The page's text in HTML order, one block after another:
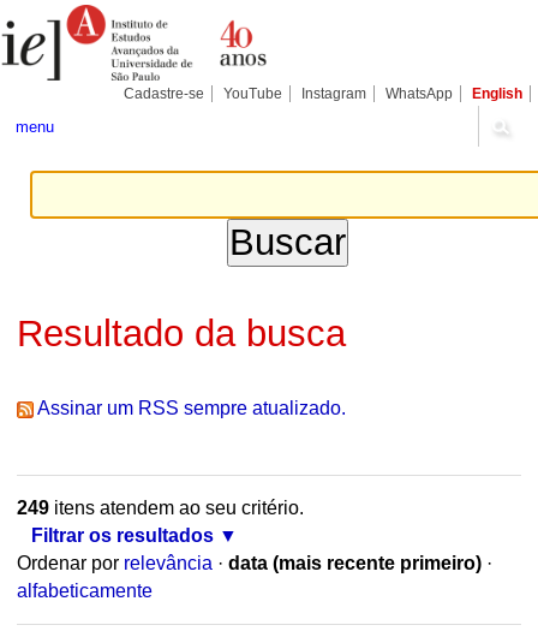
para
conteúdo.
Pessoais
Cadastre-se YouTube Instagram WhatsApp English
menu
Resultado da busca
Assinar um RSS sempre atualizado.
249itens atendem ao seu critério.
Filtrar os resultados
Ordenar por relevância · data (mais recente primeiro) ·
alfabeticamente